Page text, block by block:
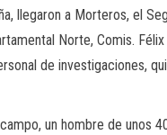
llegaron a Morteros, el
Norte, Comis.
de investigaciones,
un hombre de unos